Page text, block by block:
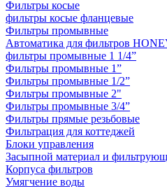
Фильтры косые
фильтры косые фланцевые
Фильтры промывные
Автоматика для фильтров
фильтры промывные 1 1/4”
Фильтры промывные 1”
Фильтры промывные 1/2”
Фильтры промывные 2"
Фильтры промывные 3/4”
Фильтры прямые резьбовые
Фильтрация для коттеджей
Блоки управления
Засыпной материал и
Корпуса фильтров
Умягчение воды